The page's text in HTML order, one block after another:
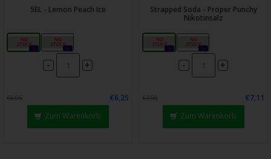
5EL - Lemon Peach Ice
10mg
0x
20mg
0x
- +
€6,95
€6,25
Zum Warenkorb
Strapped Soda - Proper Punchy
Nikotinsalz
10mg
0x
20mg
0x
- +
€7,90
€7,11
Zum Warenkorb